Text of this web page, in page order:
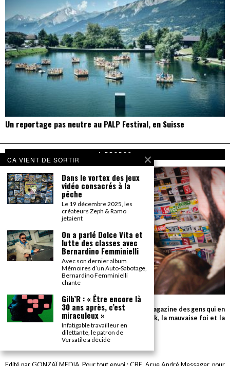
Un reportage pas neutre au PALP Festival, en Suisse
A PROPOS
Parce que seul le détail compte, Gonzaï est le magazine des gens qui en
savent beaucoup sur très peu de choses (le rock, la mauvaise foi et la
cuisson des biftecks).
CA VIENT DE SORTIR
Dans le vortex des jeux
vidéo consacrés à la
pêche
Le 19 décembre 2025, les
créateurs Zeph & Ramo
jetaient
On a parlé Dolce Vita et
lutte des classes avec
Bernardino Femminielli
Avec son dernier album
Mémoires d’un Auto-Sabotage,
Bernardino Femminielli
chante
Gilb’R : « Être encore là
30 ans après, c’est
miraculeux »
Infatigable travailleur en
dilettante, le patron de
Versatile a décidé